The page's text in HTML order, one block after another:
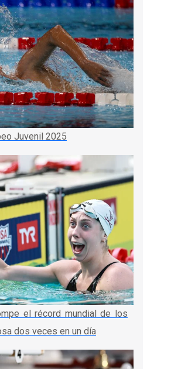
Juvenil 2025
el récord mundial de los
dos veces en un día